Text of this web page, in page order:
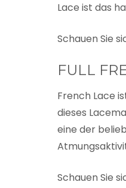
Lace ist das
Schauen Sie
FULL
French Lace
dieses
eine der
Schauen Sie